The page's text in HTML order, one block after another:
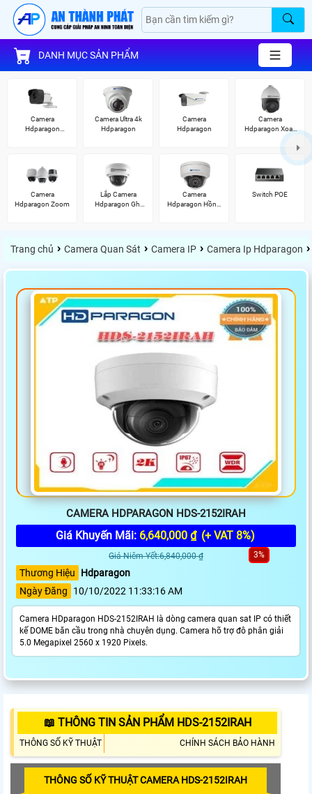
DANH MỤC SẢN PHẨM
Camera
Hdparagon
Camera Ultra 4k
Hdparagon
Camera
Hdparagon
Camera
Hdparagon Xoay
Camera
Hdparagon Zoom
Lắp Camera
Hdparagon Ghi
Camera
Hdparagon Hồng
Switch POE
Trang chủ › Camera Quan Sát › Camera IP › Camera Ip Hdparagon ›
CAMERA HDPARAGON HDS-2152IRAH
Giá Khuyến Mãi: 6,640,000 ₫ (+ VAT 8%)
Giá Niêm Yết:6,840,000 ₫ 3%
Thương Hiệu
Hdparagon
Ngày Đăng
10/10/2022 11:33:16 AM
Camera HDparagon HDS-2152IRAH là dòng camera quan sat IP có thiết
kế DOME băn cầu trong nhà chuyên dụng. Camera hõ trợ đô phân giải
5.0 Megapixel 2560 x 1920 Pixels.
📖 THÔNG TIN SẢN PHẨM HDS-2152IRAH
THÔNG SỐ KỸ THUẬT CHÍNH SÁCH BẢO HÀNH
THÔNG SỐ KỸ THUẬT CAMERA HDS-2152IRAH